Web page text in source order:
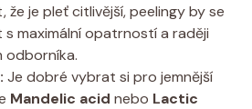
že je pleť citlivější, peelingy by se
maximální opatrností a raději
odborníka.
Je dobré vybrat si pro jemnější
Mandelic acid nebo Lactic